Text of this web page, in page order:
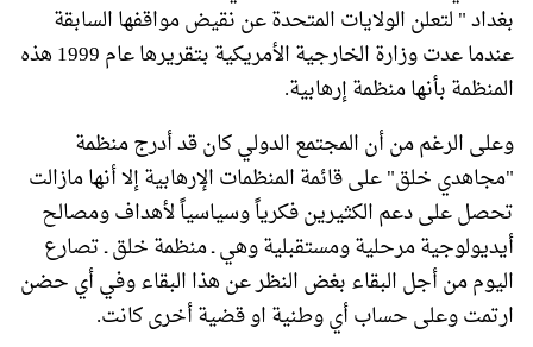
بغداد " لتعلن الولايات المتحدة عن نقيض مواقفها السابقة
عندما عدت وزارة الخارجية الأمريكية بتقريرها عام 1999 هذه
المنظمة بأنها منظمة إرهابية.
وعلى الرغم من أن المجتمع الدولي كان قد أدرج منظمة
"مجاهدي خلق" على قائمة المنظمات الإرهابية إلا أنها مازالت
تحصل على دعم الكثيرين فكرياً وسياسياً لأهداف ومصالح
أيديولوجية مرحلية ومستقبلية وهي ـ منظمة خلق ـ تصارع
اليوم من أجل البقاء بغض النظر عن هذا البقاء وفي أي حضن
ارتمت وعلى حساب أي وطنية او قضية أخرى كانت.